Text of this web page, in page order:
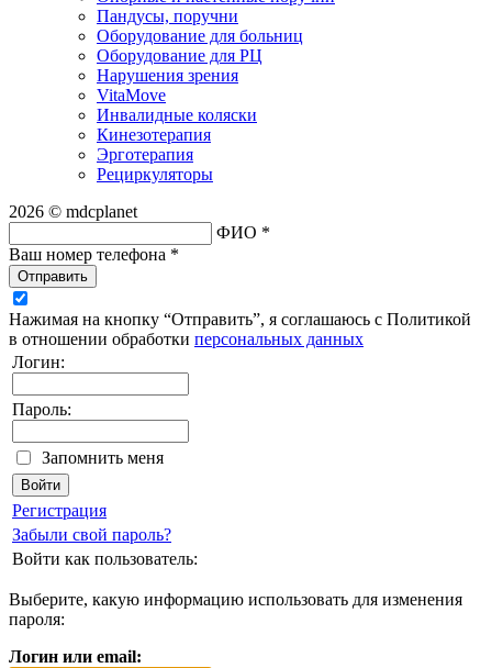
Пандусы, поручни
Оборудование для больниц
Оборудование для РЦ
Нарушения зрения
VitaMove
Инвалидные коляски
Кинезотерапия
Эрготерапия
Рециркуляторы
2026 © mdcplanet
ФИО *
Ваш номер телефона *
Отправить
Нажимая на кнопку “Отправить”, я соглашаюсь с Политикой
в отношении обработки персональных данных
Логин:
Пароль:
Запомнить меня
Регистрация
Забыли свой пароль?
Войти как пользователь:
Выберите, какую информацию использовать для изменения
пароля:
Логин или email: